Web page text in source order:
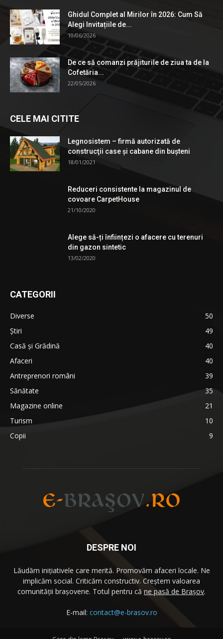
Ghidul Complet al Mirilor în 2026: Cum Să
Alegi Invitațiile de...
10/06/2026
De ce să comanzi prăjiturile de ziua ta de la
Cofetăria...
22/05/2026
CELE MAI CITITE
Legnosistem – firmă autorizată de
construcţii case și cabane din bușteni
18/01/2021
Reduceri consistente la magazinul de
covoare CarpetHouse
21/10/2020
Alege să-ți înființezi o afacere cu terenuri
din gazon sintetic
13/02/2020
CATEGORII
Diverse
50
Știri
49
Casă și Grădină
40
Afaceri
40
Antreprenori români
39
Sănătate
35
Magazine online
21
Turism
10
Copii
9
DESPRE NOI
Lăudăm iniţiativele care merită. Promovăm afaceri locale. Ne
implicăm social. Criticăm constructiv. Creştem valoarea
comunităţii brașovene. Totul pentru că ne pasă de Brașov.
E-mail: contact@e-brasov.ro